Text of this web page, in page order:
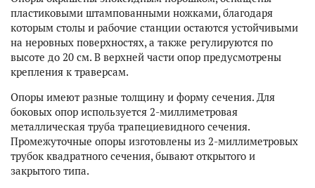
пластиковыми штампованными ножками, благодаря
которым столы и рабочие станции остаются устойчивыми
на неровных поверхностях, а также регулируются по
высоте до 20 см. В верхней части опор предусмотрены
крепления к траверсам.
Опоры имеют разные толщину и форму сечения. Для
боковых опор используется 2-миллиметровая
металлическая труба трапециевидного сечения.
Промежуточные опоры изготовлены из 2-миллиметровых
трубок квадратного сечения, бывают открытого и
закрытого типа.